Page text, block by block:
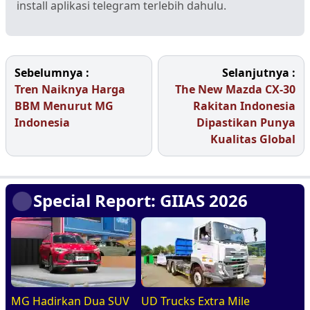
install aplikasi telegram terlebih dahulu.
Sebelumnya :
Tren Naiknya Harga
BBM Menurut MG
Indonesia
Selanjutnya :
The New Mazda CX-30
Rakitan Indonesia
Dipastikan Punya
Kualitas Global
Special Report: GIIAS 2026
MG Hadirkan Dua SUV
UD Trucks Extra Mile